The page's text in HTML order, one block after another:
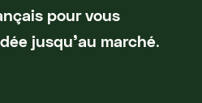
pour vous
jusqu'au marché.